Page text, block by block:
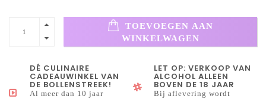
TOEVOEGEN AAN
WINKELWAGEN
DÉ CULINAIRE
CADEAUWINKEL VAN
DE BOLLENSTREEK!
Al meer dan 10 jaar
LET OP: VERKOOP VAN
ALCOHOL ALLEEN
BOVEN DE 18 JAAR
Bij aflevering wordt